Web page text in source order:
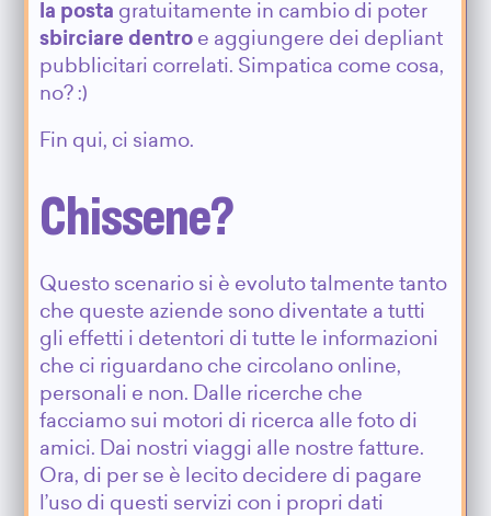
la posta gratuitamente in cambio di poter
sbirciare dentro e aggiungere dei depliant
pubblicitari correlati. Simpatica come cosa,
no? :)
Fin qui, ci siamo.
Chissene?
Questo scenario si è evoluto talmente tanto
che queste aziende sono diventate a tutti
gli effetti i detentori di tutte le informazioni
che ci riguardano che circolano online,
personali e non. Dalle ricerche che
facciamo sui motori di ricerca alle foto di
amici. Dai nostri viaggi alle nostre fatture.
Ora, di per se è lecito decidere di pagare
l’uso di questi servizi con i propri dati